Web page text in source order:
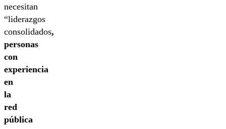
necesitan
“liderazgos
consolidados,
personas
con
experiencia
en
la
red
pública